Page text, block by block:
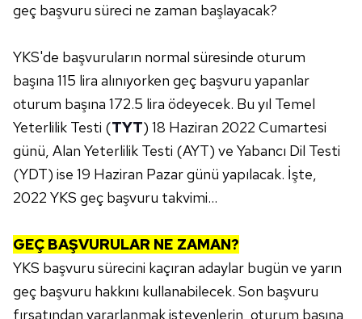
geç başvuru süreci ne zaman başlayacak?
YKS'de başvuruların normal süresinde oturum
başına 115 lira alınıyorken geç başvuru yapanlar
oturum başına 172.5 lira ödeyecek. Bu yıl Temel
Yeterlilik Testi (TYT) 18 Haziran 2022 Cumartesi
günü, Alan Yeterlilik Testi (AYT) ve Yabancı Dil Testi
(YDT) ise 19 Haziran Pazar günü yapılacak. İşte,
2022 YKS geç başvuru takvimi...
GEÇ BAŞVURULAR NE ZAMAN?
YKS başvuru sürecini kaçıran adaylar bugün ve yarın
geç başvuru hakkını kullanabilecek. Son başvuru
fırsatından yararlanmak isteyenlerin, oturum başına